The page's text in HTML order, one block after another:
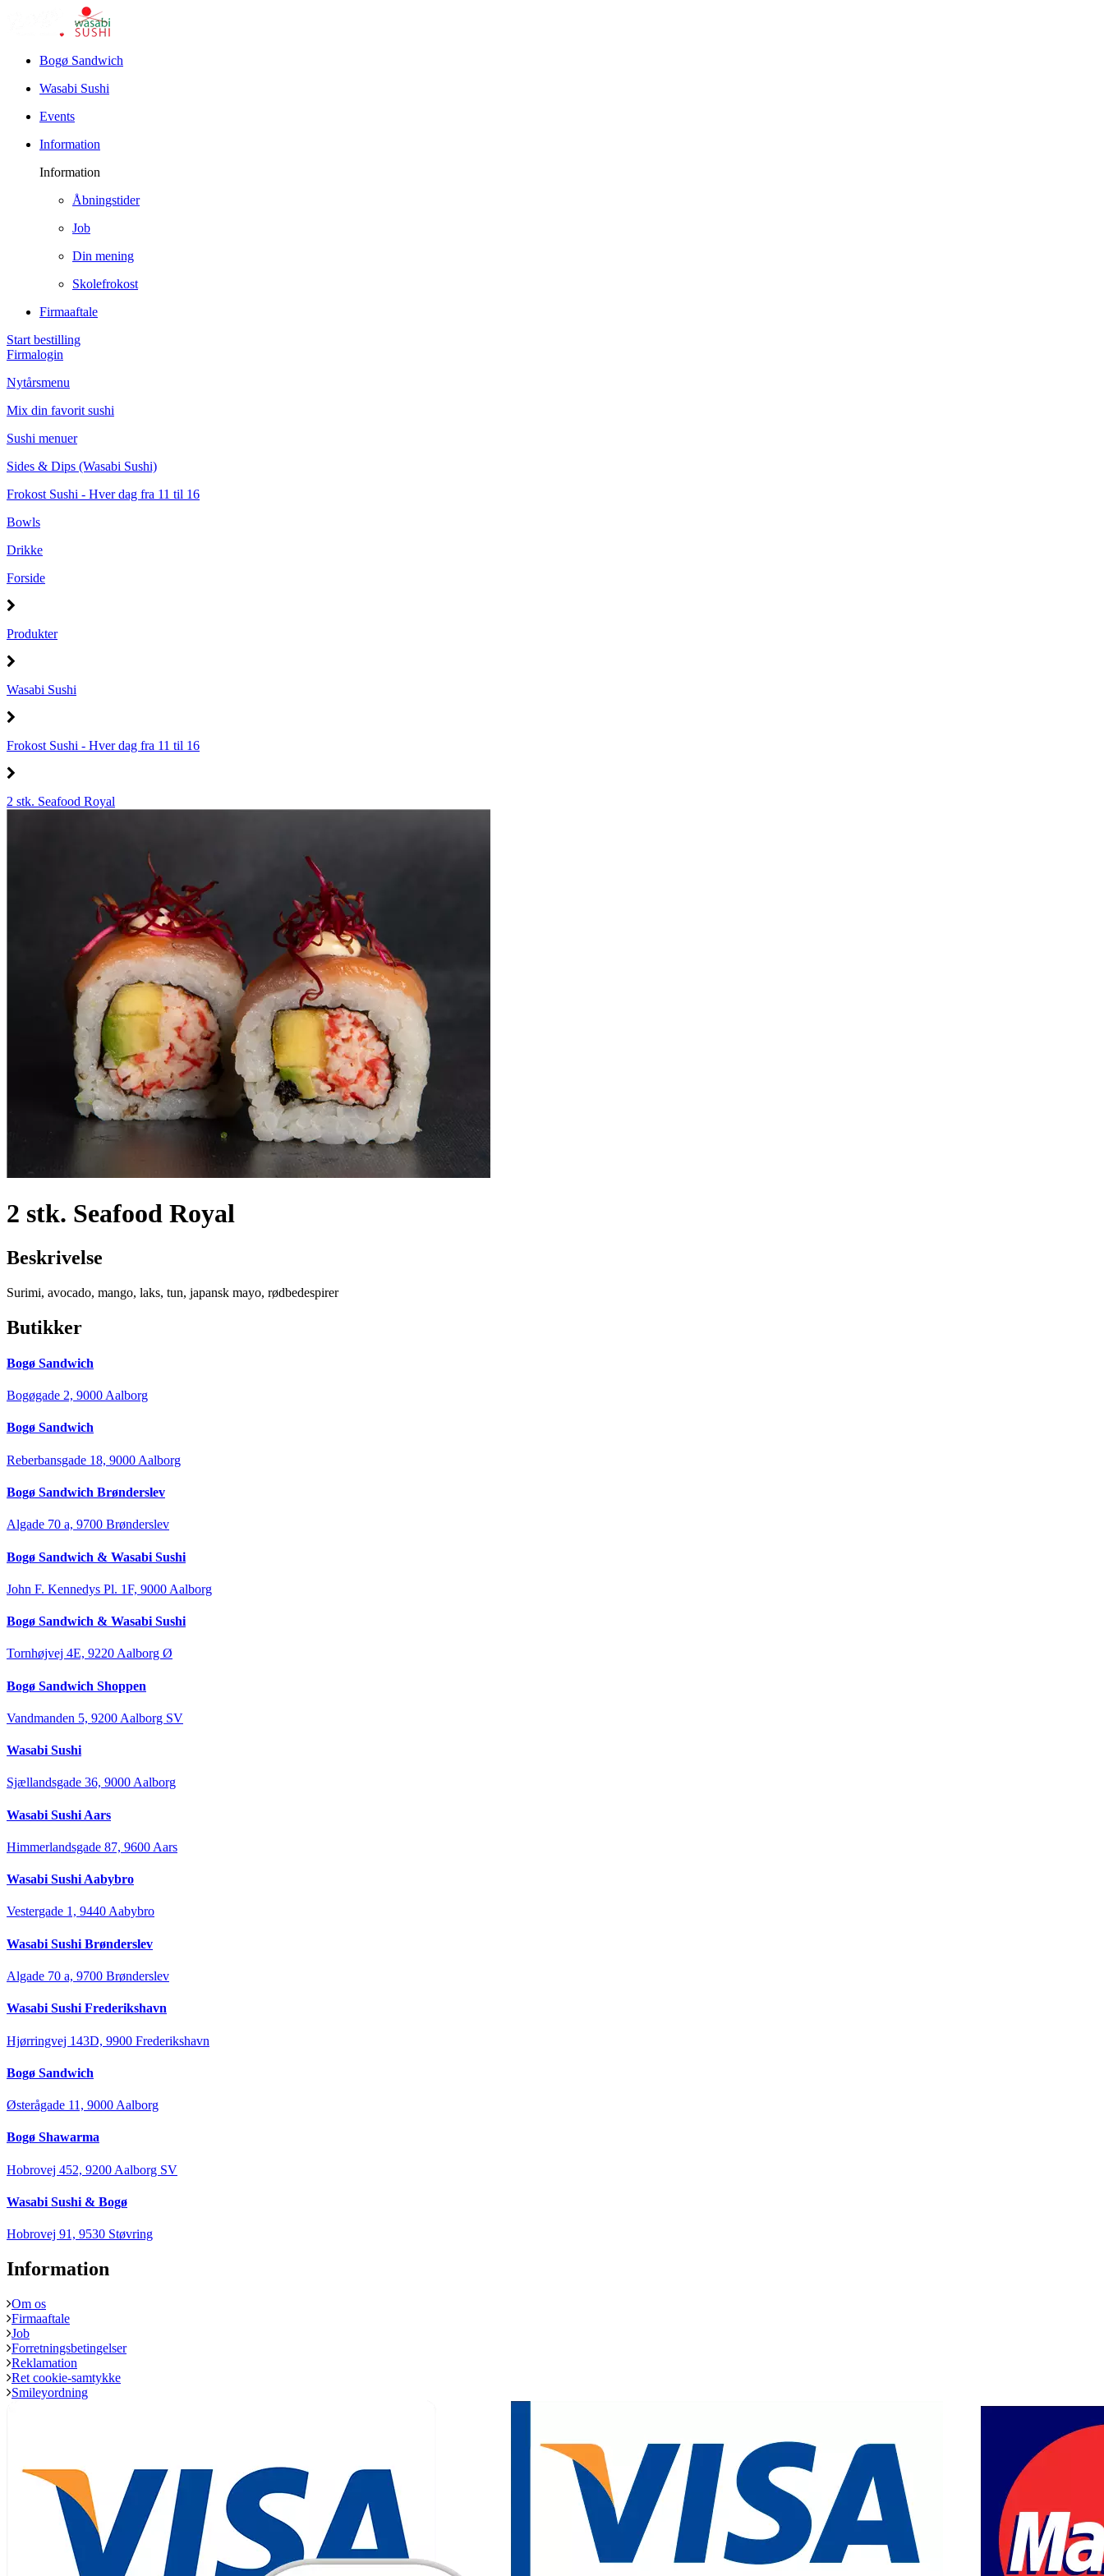
Bogø Sandwich
Wasabi Sushi
Events
Information
Information
Åbningstider
Job
Din mening
Skolefrokost
Firmaaftale
Start bestilling
Firmalogin
Nytårsmenu
Mix din favorit sushi
Sushi menuer
Sides & Dips (Wasabi Sushi)
Frokost Sushi - Hver dag fra 11 til 16
Bowls
Drikke
Forside
Produkter
Wasabi Sushi
Frokost Sushi - Hver dag fra 11 til 16
2 stk. Seafood Royal
2 stk. Seafood Royal
Beskrivelse
Surimi, avocado, mango, laks, tun, japansk mayo, rødbedespirer
Butikker
Bogø Sandwich
Bogøgade 2, 9000 Aalborg
Bogø Sandwich
Reberbansgade 18, 9000 Aalborg
Bogø Sandwich Brønderslev
Algade 70 a, 9700 Brønderslev
Bogø Sandwich & Wasabi Sushi
John F. Kennedys Pl. 1F, 9000 Aalborg
Bogø Sandwich & Wasabi Sushi
Tornhøjvej 4E, 9220 Aalborg Ø
Bogø Sandwich Shoppen
Vandmanden 5, 9200 Aalborg SV
Wasabi Sushi
Sjællandsgade 36, 9000 Aalborg
Wasabi Sushi Aars
Himmerlandsgade 87, 9600 Aars
Wasabi Sushi Aabybro
Vestergade 1, 9440 Aabybro
Wasabi Sushi Brønderslev
Algade 70 a, 9700 Brønderslev
Wasabi Sushi Frederikshavn
Hjørringvej 143D, 9900 Frederikshavn
Bogø Sandwich
Østerågade 11, 9000 Aalborg
Bogø Shawarma
Hobrovej 452, 9200 Aalborg SV
Wasabi Sushi & Bogø
Hobrovej 91, 9530 Støvring
Information
Om os
Firmaaftale
Job
Forretningsbetingelser
Reklamation
Ret cookie-samtykke
Smileyordning